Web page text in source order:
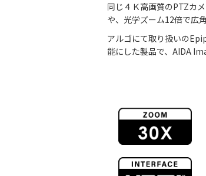
同じ４Ｋ高画質のPTZカ
や、光学ズーム12倍で広
アルゴにて取り扱いの
能にした製品で、AIDA